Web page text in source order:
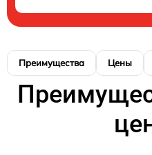
Преимущества Цены